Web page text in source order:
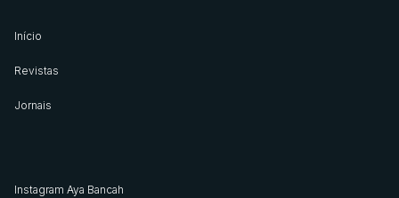
Início
Revistas
Jornais
Instagram Aya Bancah